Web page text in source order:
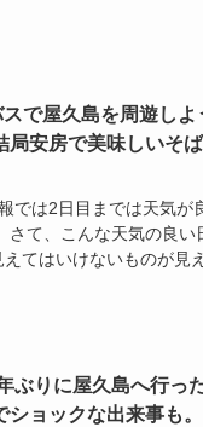
で屋久島を周遊しよ
局安房で美味しいそ
では2日目までは天気が
て、こんな天気の良い
てはいけないものが見え
ぶりに屋久島へ行っ
ョックな出来事も。